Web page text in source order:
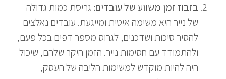
בזבוז זמן משווע של עובדים: גריסת כמות גדולה
של נייר היא משימה איטית ומייגעת. עובדים נאלצים
להסיר סיכות ושדכנים, לגרוס מספר דפים בכל פעם,
ולהתמודד עם חסימות נייר. הזמן היקר שלהם, שיכול
היה להיות מוקדש למשימות הליבה של העסק,